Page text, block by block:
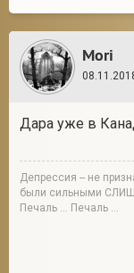
Mori
Дара уже в
Депрессия -- не
были сильными
Печаль ... Печаль ...